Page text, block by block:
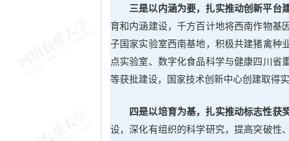
三是以内涵为要，扎实推动创新平台
育和内涵建设，千方百计地将西南作物基
子国家实验室西南基地，积极共建猪禽种
点实验室、数字化食品科学与健康四川省
等获批建设，国家技术创新中心创建取得实
四是以培育为基，扎实推动标志性获
设，深化有组织的科学研究，提高突破性